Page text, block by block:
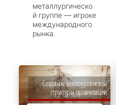
металлургическо
й группе — игроке
международного
рынка.
Создание многоуровневой
структуры организации